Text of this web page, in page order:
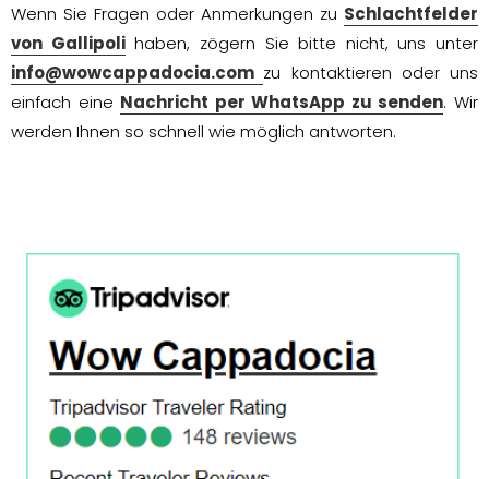
Wenn Sie Fragen oder Anmerkungen zu Schlachtfelder
von Gallipolihaben, zögern Sie bitte nicht, uns unter
info@wowcappadocia.com zu kontaktieren oder uns
einfach eine Nachricht per WhatsApp zu senden. Wir
werden Ihnen so schnell wie möglich antworten.